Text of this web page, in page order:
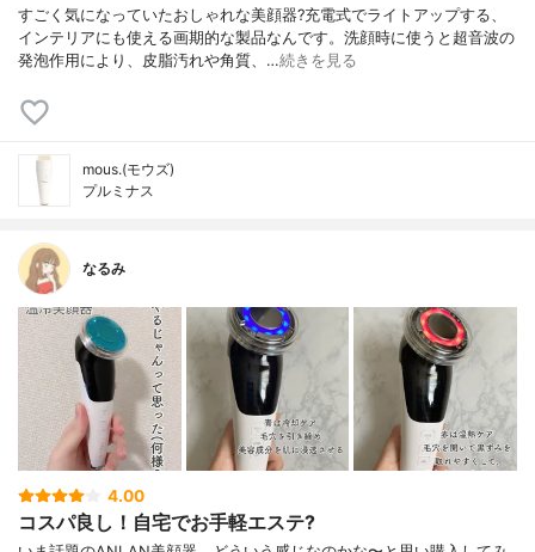
すごく気になっていたおしゃれな美顔器?充電式でライトアップする、
インテリアにも使える画期的な製品なんです。洗顔時に使うと超音波の
発泡作用により、皮脂汚れや角質、…続きを見る
mous.(モウズ)
プルミナス
なるみ
4.00
コスパ良し！自宅でお手軽エステ?